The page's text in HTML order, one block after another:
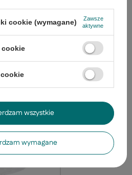
i
Zadaj pytanie
tej samej serii
cookie (wymagane)
Zawsze
aktywne
wymagane
wszystkie